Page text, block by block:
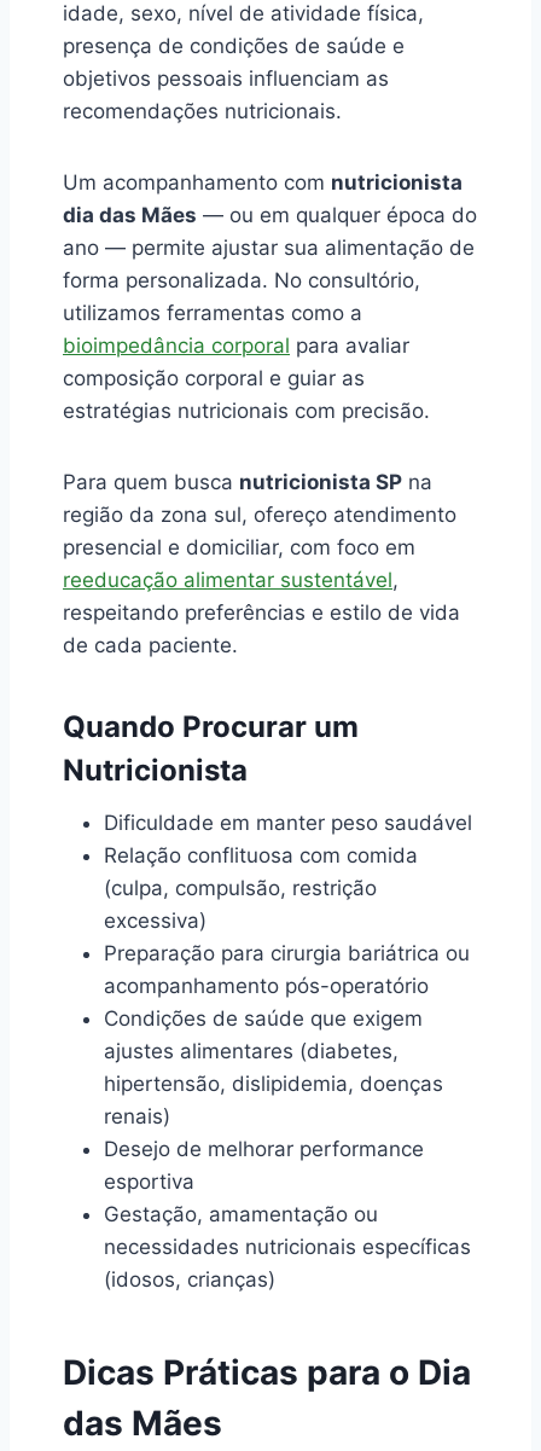
idade, sexo, nível de atividade física,
presença de condições de saúde e
objetivos pessoais influenciam as
recomendações nutricionais.
Um acompanhamento com nutricionista
dia das Mães — ou em qualquer época do
ano — permite ajustar sua alimentação de
forma personalizada. No consultório,
utilizamos ferramentas como a
bioimpedância corporal para avaliar
composição corporal e guiar as
estratégias nutricionais com precisão.
Para quem busca nutricionista SP na
região da zona sul, ofereço atendimento
presencial e domiciliar, com foco em
reeducação alimentar sustentável,
respeitando preferências e estilo de vida
de cada paciente.
Quando Procurar um
Nutricionista
Dificuldade em manter peso saudável
Relação conflituosa com comida
(culpa, compulsão, restrição
excessiva)
Preparação para cirurgia bariátrica ou
acompanhamento pós-operatório
Condições de saúde que exigem
ajustes alimentares (diabetes,
hipertensão, dislipidemia, doenças
renais)
Desejo de melhorar performance
esportiva
Gestação, amamentação ou
necessidades nutricionais específicas
(idosos, crianças)
Dicas Práticas para o Dia
das Mães